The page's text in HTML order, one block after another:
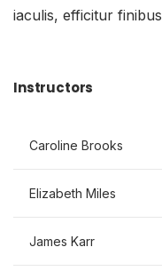
iaculis, efficitur
Instructors
Caroline Brooks
Elizabeth Miles
James Karr